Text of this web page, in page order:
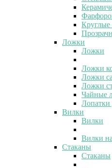
Круглые
Ложки
Ложки
Ложки
Ложки
Ложки
Чайные
Лопатки
Вилки
Вилки
Вилки
Стаканы
Стаканы